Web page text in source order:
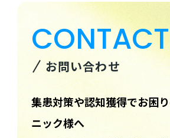
CONTACT
お問い合わせ
集患対策や認知獲得でお困
ニック様へ